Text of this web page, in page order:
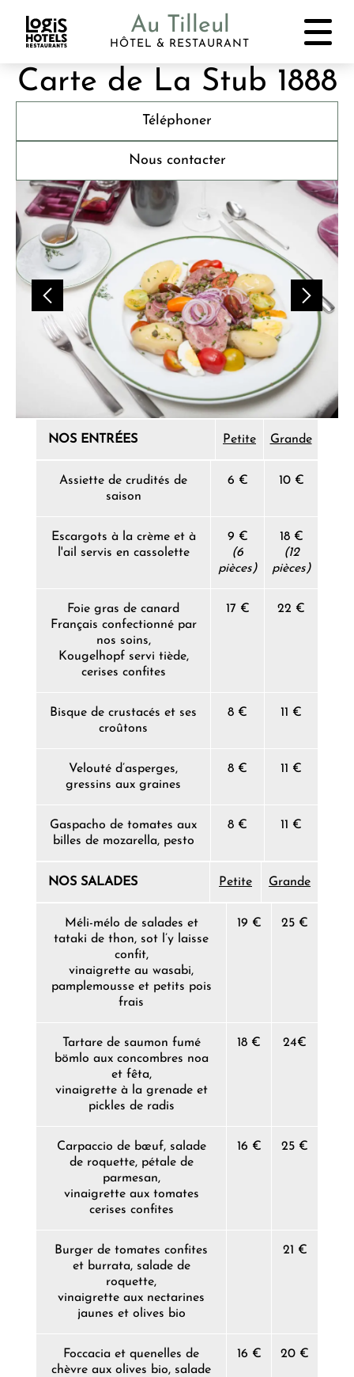
Au Tilleul
HÔTEL & RESTAURANT
Carte de La Stub 1888
Téléphoner
Nous contacter
NOS ENTRÉES Petite Grande
Assiette de crudités de
saison
6 € 10 €
Escargots à la crème et à
l'ail servis en cassolette
9 €
(6
pièces)
18 €
(12
pièces)
Foie gras de canard
Français confectionné par
nos soins,
Kougelhopf servi tiède,
cerises confites
17 € 22 €
Bisque de crustacés et ses
croûtons
8 € 11 €
Velouté d’asperges,
gressins aux graines
8 € 11 €
Gaspacho de tomates aux
billes de mozarella, pesto
8 € 11 €
NOS SALADES Petite Grande
Méli-mélo de salades et
tataki de thon, sot l’y laisse
confit,
vinaigrette au wasabi,
pamplemousse et petits pois
frais
19 € 25 €
Tartare de saumon fumé
bömlo aux concombres noa
et fêta,
vinaigrette à la grenade et
pickles de radis
18 € 24€
Carpaccio de bœuf, salade
de roquette, pétale de
parmesan,
vinaigrette aux tomates
cerises confites
16 € 25 €
Burger de tomates confites
et burrata, salade de
roquette,
vinaigrette aux nectarines
jaunes et olives bio
21 €
Foccacia et quenelles de
chèvre aux olives bio, salade
16 € 20 €